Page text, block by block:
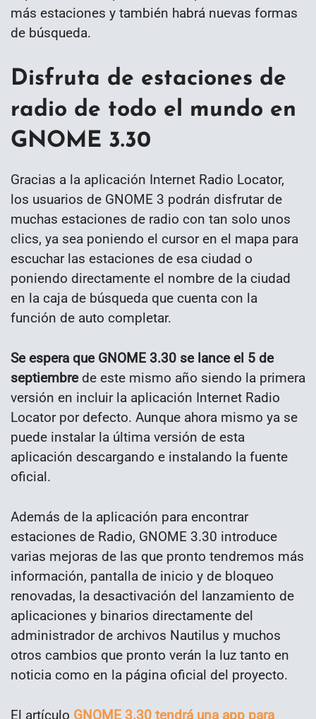
más estaciones y también habrá nuevas formas
de búsqueda.
Disfruta de estaciones de
radio de todo el mundo en
GNOME 3.30
Gracias a la aplicación Internet Radio Locator,
los usuarios de GNOME 3 podrán disfrutar de
muchas estaciones de radio con tan solo unos
clics, ya sea poniendo el cursor en el mapa para
escuchar las estaciones de esa ciudad o
poniendo directamente el nombre de la ciudad
en la caja de búsqueda que cuenta con la
función de auto completar.
Se espera que GNOME 3.30 se lance el 5 de
septiembrede este mismo año siendo la primera
versión en incluir la aplicación Internet Radio
Locator por defecto. Aunque ahora mismo ya se
puede instalar la última versión de esta
aplicación descargando e instalando la fuente
oficial.
Además de la aplicación para encontrar
estaciones de Radio, GNOME 3.30 introduce
varias mejoras de las que pronto tendremos más
información, pantalla de inicio y de bloqueo
renovadas, la desactivación del lanzamiento de
aplicaciones y binarios directamente del
administrador de archivos Nautilus y muchos
otros cambios que pronto verán la luz tanto en
noticia como en la página oficial del proyecto.
El artículo GNOME 3.30 tendrá una app para